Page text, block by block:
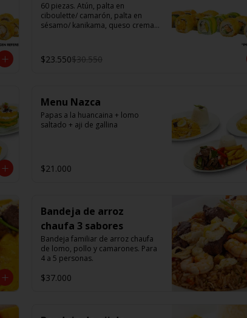
60 piezas. Atún, palta en
ciboulette/ camarón, palta en
sésamo/ kanikama, queso crema,
queso crema, cebollín en panko/
camarón, queso crema, en panko.
$23.550$30.550
Menu Nazca
Papas a la huancaina + lomo
saltado + aji de gallina
$21.000
Bandeja de arroz
chaufa 3 sabores
Bandeja familiar de arroz chaufa
de lomo, pollo y camarones. Para
4 a 5 personas.
$37.000